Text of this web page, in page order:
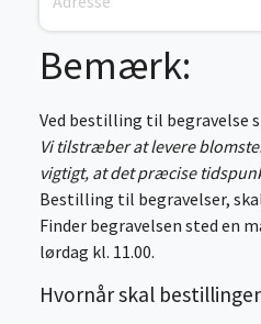
Bemærk:
Ved bestilling til begravelse
Vi tilstræber at levere
vigtigt, at det præcise
Bestilling til begravelser,
Finder begravelsen sted en
lørdag kl. 11.00.
Hvornår skal